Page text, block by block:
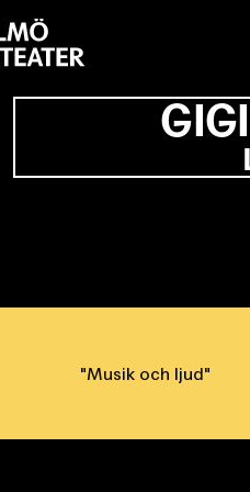
Musik och ljud